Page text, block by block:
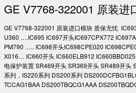
GE V7768-322001 原装进
GE V7768-322001 原装进口模块 质保无忧
U360 ….IC695 IC697开头IC697CPX772
PM790 ….. IC698开头IC698CPE020
X016… IC660开头 IC660ELB912
电保护装置 SR469开头 SR369开头 SR489开头
系列，IS220系列 DS200系列
TCCAG1BAA DS200TBQCG1AAA